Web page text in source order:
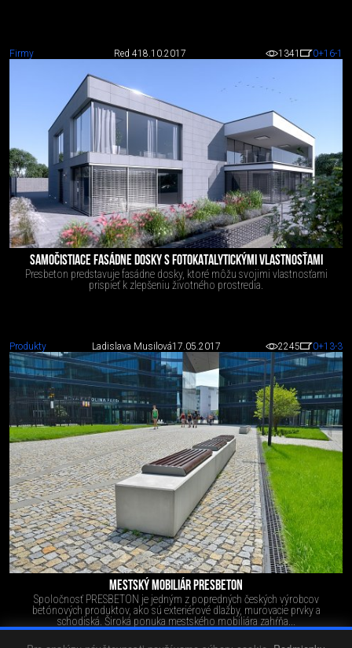
Firmy Red 418.10.2017 1341 0+16-1
SAMOČISTIACE FASÁDNE DOSKY S FOTOKATALYTICKÝMI VLASTNOSŤAMI
Presbeton predstavuje fasádne dosky, ktoré môžu svojimi vlastnosťami
prispieť k zlepšeniu životného prostredia.
Produkty Ladislava Musilová17.05.2017 2245 0+13-3
MESTSKÝ MOBILIÁR PRESBETON
Spoločnosť PRESBETON je jedným z popredných českých výrobcov
betónových produktov, ako sú exteriérové dlažby, murovacie prvky a
schodiská. Široká ponuka mestského mobiliára zahŕňa...